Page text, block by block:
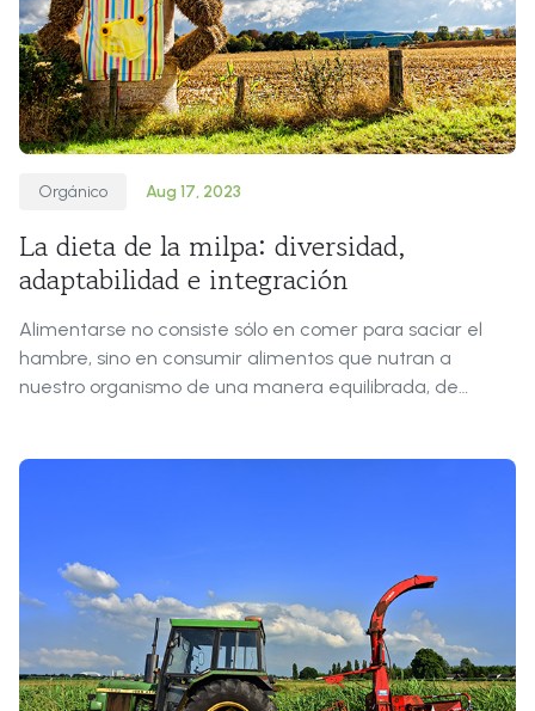
Orgánico Aug 17, 2023
La dieta de la milpa: diversidad,
adaptabilidad e integración
Alimentarse no consiste sólo en comer para saciar el
hambre, sino en consumir alimentos que nutran a
nuestro organismo de una manera equilibrada, de